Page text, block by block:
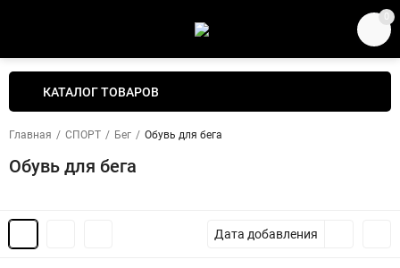
0
КАТАЛОГ ТОВАРОВ
Главная / СПОРТ / Бег / Обувь для бега
Обувь для бега
Дата добавления